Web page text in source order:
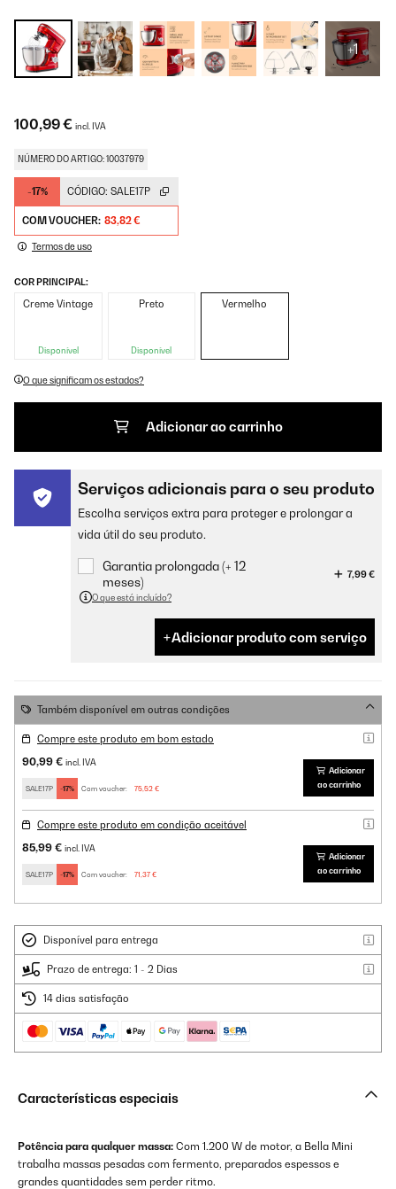
+1
100,99 € incl. IVA
NÚMERO DO ARTIGO: 10037979
-17% CÓDIGO: SALE17P
COM VOUCHER: 83,82 €
Termos de uso
COR PRINCIPAL:
Creme Vintage
Disponível
Preto
Disponível
Vermelho
O que significam os estados?
Adicionar ao carrinho
Serviços adicionais para o seu produto
Escolha serviços extra para proteger e prolongar a
vida útil do seu produto.
Garantia prolongada (+ 12
meses)
7,99 €
O que está incluído?
Adicionar produto com serviço
Também disponível em outras condições
Compre este produto em bom estado
90,99 € incl. IVA
SALE17P -17% Com voucher: 75,52 €
Adicionar
ao carrinho
Compre este produto em condição aceitável
85,99 € incl. IVA
SALE17P -17% Com voucher: 71,37 €
Adicionar
ao carrinho
Disponível para entrega
Prazo de entrega: 1 - 2 Dias
14 dias satisfação
Características especiais
Potência para qualquer massa: Com 1.200 W de motor, a Bella Mini
trabalha massas pesadas com fermento, preparados espessos e
grandes quantidades sem perder ritmo.